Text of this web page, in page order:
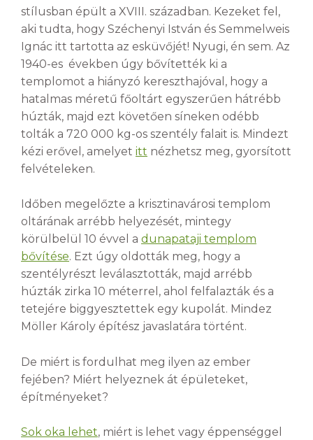
stílusban épült a XVIII. században. Kezeket fel,
aki tudta, hogy Széchenyi István és Semmelweis
Ignác itt tartotta az esküvőjét! Nyugi, én sem. Az
1940-es években úgy bővítették ki a
templomot a hiányzó kereszthajóval, hogy a
hatalmas méretű főoltárt egyszerűen hátrébb
húzták, majd ezt követően síneken odébb
tolták a 720 000 kg-os szentély falait is. Mindezt
kézi erővel, amelyet itt nézhetsz meg, gyorsított
felvételeken.
Időben megelőzte a krisztinavárosi templom
oltárának arrébb helyezését, mintegy
körülbelül 10 évvel a dunapataji templom
bővítése. Ezt úgy oldották meg, hogy a
szentélyrészt leválasztották, majd arrébb
húzták zirka 10 méterrel, ahol felfalazták és a
tetejére biggyesztettek egy kupolát. Mindez
Möller Károly építész javaslatára történt.
De miért is fordulhat meg ilyen az ember
fejében? Miért helyeznek át épületeket,
építményeket?
Sok oka lehet, miért is lehet vagy éppenséggel